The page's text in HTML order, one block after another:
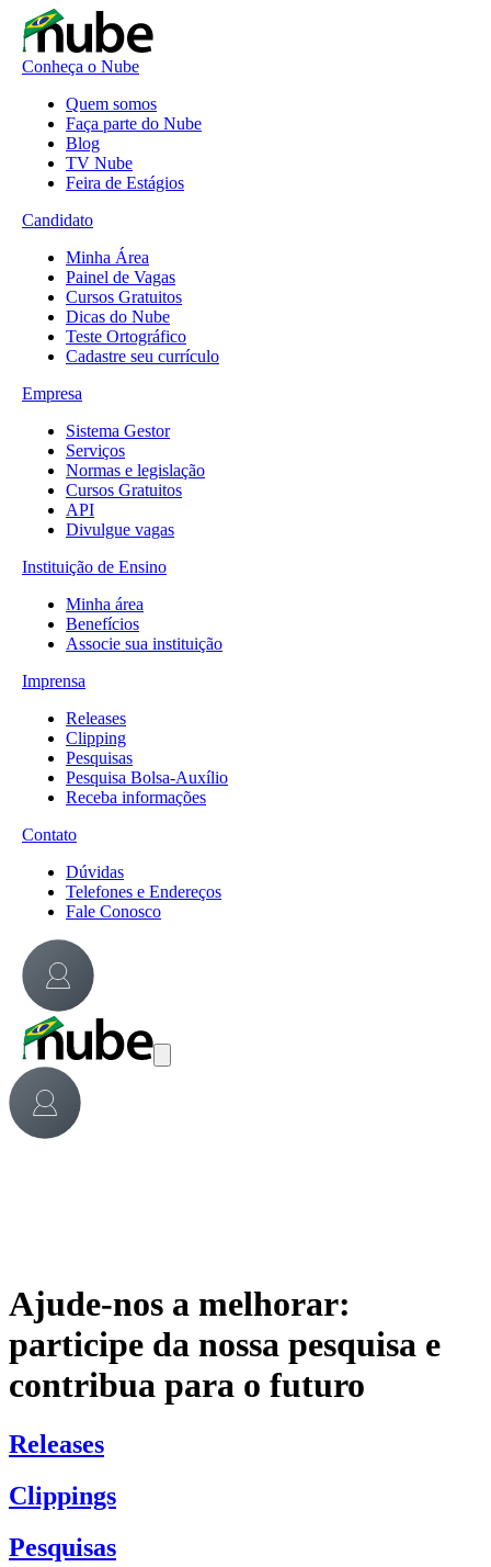
Conheça o Nube
Quem somos
Faça parte do Nube
Blog
TV Nube
Feira de Estágios
Candidato
Minha Área
Painel de Vagas
Cursos Gratuitos
Dicas do Nube
Teste Ortográfico
Cadastre seu currículo
Empresa
Sistema Gestor
Serviços
Normas e legislação
Cursos Gratuitos
API
Divulgue vagas
Instituição de Ensino
Minha área
Benefícios
Associe sua instituição
Imprensa
Releases
Clipping
Pesquisas
Pesquisa Bolsa-Auxílio
Receba informações
Contato
Dúvidas
Telefones e Endereços
Fale Conosco
Ajude-nos a melhorar:
participe da nossa pesquisa e
contribua para o futuro
Releases
Clippings
Pesquisas